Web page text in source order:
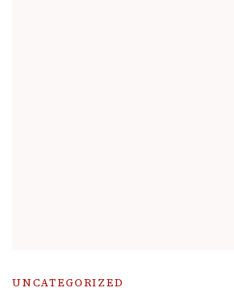
UNCATEGORIZED